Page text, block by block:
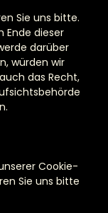
Sie uns bitte.
Ende dieser
darüber
würden wir
das Recht,
Cookie-
Sie uns bitte